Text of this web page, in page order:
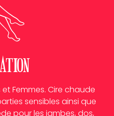
Femmes. Cire chaude
sensibles ainsi que
pour les jambes, dos,